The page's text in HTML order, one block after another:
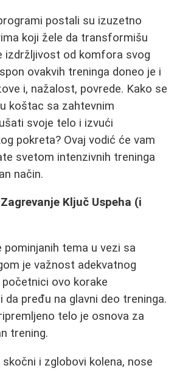
postali su izuzetno
koji žele da transformišu
izdržljivost od komfora svog
ovakvih treninga doneo je i
i, nažalost, povrede. Kako se
koštac sa zahtevnim
svoje telo i izvući
pokreta? Ovaj vodić će vam
svetom intenzivnih treninga
način.
Ključ Uspeha (i
pominjanih tema u vezi sa
je važnost adekvatnog
ovo korake
da pređu na glavni deo treninga.
telo je osnova za
trening.
i zglobovi kolena, nose